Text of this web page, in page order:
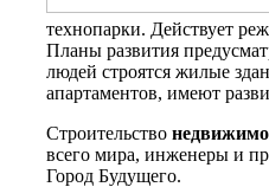
технопарки. Действует
Планы развития
людей строятся жилые
апартаментов, имеют
Строительство
всего мира, инженеры и
Город Будущего.